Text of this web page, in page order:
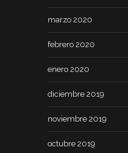
marzo 2020
febrero 2020
enero 2020
diciembre 2019
noviembre 2019
octubre 2019